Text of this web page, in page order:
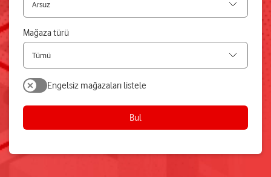
Mağaza türü
Bul
Engelsiz mağazaları listele